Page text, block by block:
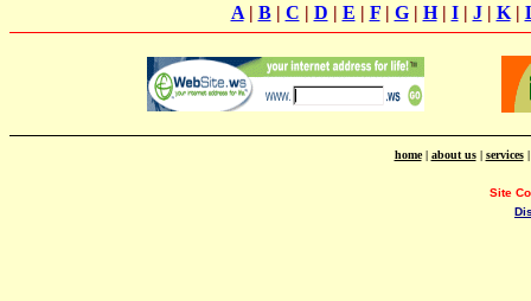
A| B| C | D | E | F| G| H| I| J| K|
home| about us| services
Site